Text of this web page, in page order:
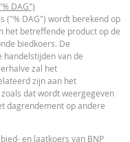
-
URL
DAG")
("% DAG") wordt berekend op
het betreffende product op de
biedkoers. De
handelstijden van de
zal het
zijn aan het
dat wordt weergegeven
dagrendement op andere
en laatkoers van BNP